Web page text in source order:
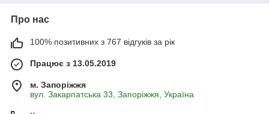
Про нас
100% позитивних з 767 відгуків за рік
Працює з 13.05.2019
м. Запоріжжя
вул. Закарпатська 33, Запоріжжя, Україна